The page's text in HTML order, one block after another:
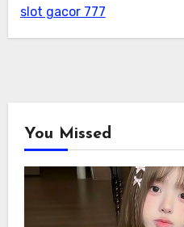
slot gacor 777
You Missed